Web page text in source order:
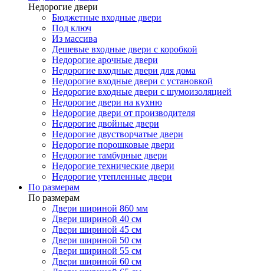
Недорогие двери
Бюджетные входные двери
Под ключ
Из массива
Дешевые входные двери с коробкой
Недорогие арочные двери
Недорогие входные двери для дома
Недорогие входные двери с установкой
Недорогие входные двери с шумоизоляцией
Недорогие двери на кухню
Недорогие двери от производителя
Недорогие двойные двери
Недорогие двустворчатые двери
Недорогие порошковые двери
Недорогие тамбурные двери
Недорогие технические двери
Недорогие утепленные двери
По размерам
По размерам
Двери шириной 860 мм
Двери шириной 40 см
Двери шириной 45 см
Двери шириной 50 см
Двери шириной 55 см
Двери шириной 60 см